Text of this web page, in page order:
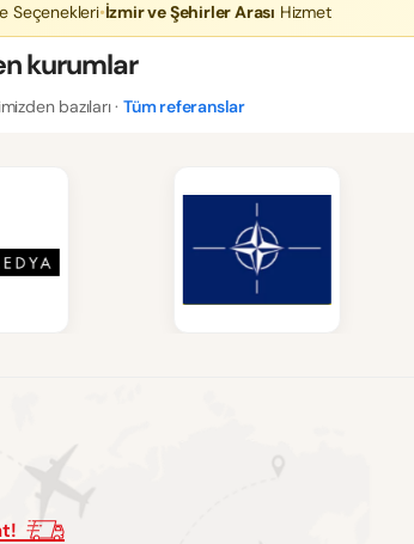
Seçenekleri•İzmir ve Şehirler Arası Hizmet
kurumlar
bazıları ·Tüm referanslar